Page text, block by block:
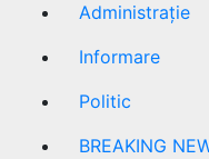
Administrație
Informare
Politic
BREAKING